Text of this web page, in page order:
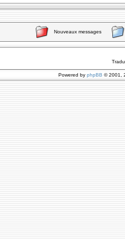
Nouveaux messages
Powered by phpBB © 2001,